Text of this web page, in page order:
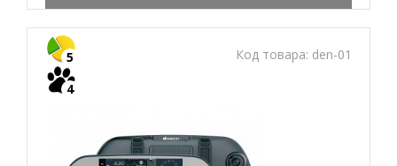
Код товара: den-01
5
4